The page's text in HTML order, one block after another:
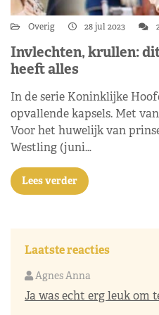
Overig 28 jul 2023
Invlechten, krullen:
heeft alles
In de serie Koninklijke
opvallende kapsels. Met
Voor het huwelijk van
Westling (juni…
Lees verder
Laatste reacties
Agnes Anna
Ja was echt erg leuk om